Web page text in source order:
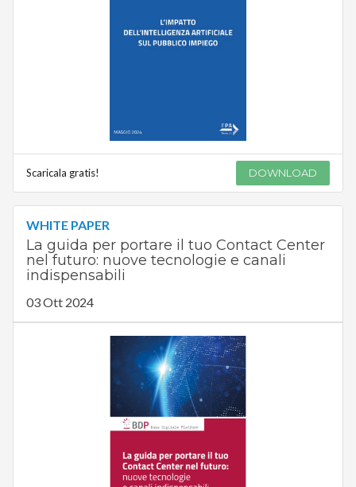
Scaricala gratis! DOWNLOAD
WHITE PAPER
La guida per portare il tuo Contact Center
nel futuro: nuove tecnologie e canali
indispensabili
03 Ott 2024